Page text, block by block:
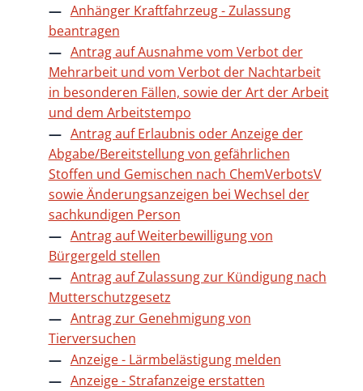
Anhänger Kraftfahrzeug - Zulassung
beantragen
Antrag auf Ausnahme vom Verbot der
Mehrarbeit und vom Verbot der Nachtarbeit
in besonderen Fällen, sowie der Art der Arbeit
und dem Arbeitstempo
Antrag auf Erlaubnis oder Anzeige der
Abgabe/Bereitstellung von gefährlichen
Stoffen und Gemischen nach ChemVerbotsV
sowie Änderungsanzeigen bei Wechsel der
sachkundigen Person
Antrag auf Weiterbewilligung von
Bürgergeld stellen
Antrag auf Zulassung zur Kündigung nach
Mutterschutzgesetz
Antrag zur Genehmigung von
Tierversuchen
Anzeige - Lärmbelästigung melden
Anzeige - Strafanzeige erstatten